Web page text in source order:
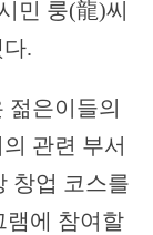
민 룽(龍)씨
.
젊은이들의
관련 부서
창업 코스를
램에 참여할